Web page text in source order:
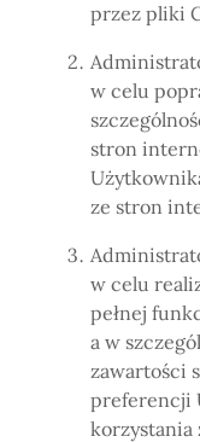
przez pliki
w celu
stron
ze stron
w celu
pełnej
a w
zawartości
preferencji